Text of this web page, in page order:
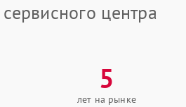
центра
5
лет на рынке